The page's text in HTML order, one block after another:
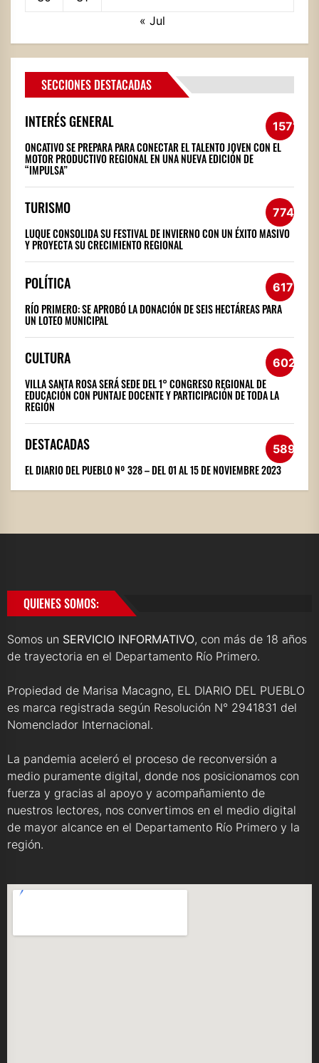
« Jul
SECCIONES DESTACADAS
INTERÉS GENERAL 1571
ONCATIVO SE PREPARA PARA CONECTAR EL TALENTO JOVEN CON EL
MOTOR PRODUCTIVO REGIONAL EN UNA NUEVA EDICIÓN DE
“IMPULSA”
TURISMO 774
LUQUE CONSOLIDA SU FESTIVAL DE INVIERNO CON UN ÉXITO MASIVO
Y PROYECTA SU CRECIMIENTO REGIONAL
POLÍTICA 617
RÍO PRIMERO: SE APROBÓ LA DONACIÓN DE SEIS HECTÁREAS PARA
UN LOTEO MUNICIPAL
CULTURA 602
VILLA SANTA ROSA SERÁ SEDE DEL 1° CONGRESO REGIONAL DE
EDUCACIÓN CON PUNTAJE DOCENTE Y PARTICIPACIÓN DE TODA LA
REGIÓN
DESTACADAS 589
EL DIARIO DEL PUEBLO Nº 328 – DEL 01 AL 15 DE NOVIEMBRE 2023
QUIENES SOMOS:
Somos un SERVICIO INFORMATIVO, con más de 18 años
de trayectoria en el Departamento Río Primero.
Propiedad de Marisa Macagno, EL DIARIO DEL PUEBLO
es marca registrada según Resolución N° 2941831 del
Nomenclador Internacional.
La pandemia aceleró el proceso de reconversión a
medio puramente digital, donde nos posicionamos con
fuerza y gracias al apoyo y acompañamiento de
nuestros lectores, nos convertimos en el medio digital
de mayor alcance en el Departamento Río Primero y la
región.